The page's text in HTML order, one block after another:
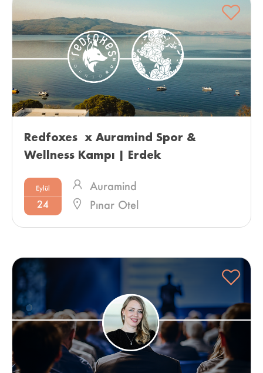
Redfoxes  x Auramind Spor &
Wellness Kampı | Erdek
Eylül
24
Auramind
Pınar Otel